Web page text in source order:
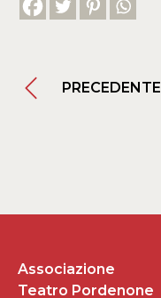
PRECEDENTE
Associazione
Teatro Pordenone